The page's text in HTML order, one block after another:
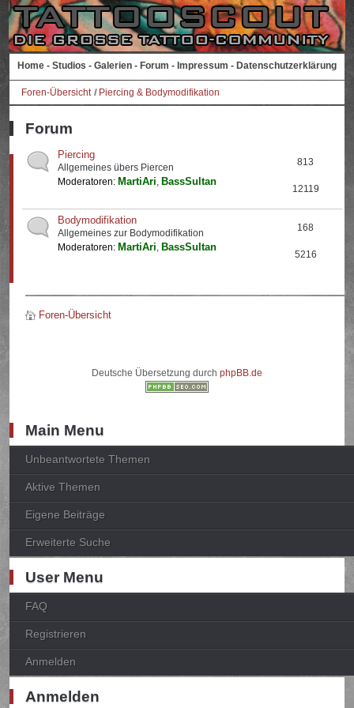
Home - Studios - Galerien - Forum - Impressum - Datenschutzerklärung
Foren-Übersicht Piercing & Bodymodifikation
Forum
Piercing
Allgemeines übers Piercen
Moderatoren: MartiAri, BassSultan
813
12119
Bodymodifikation
Allgemeines zur Bodymodifikation
Moderatoren: MartiAri, BassSultan
168
5216
Foren-Übersicht
Deutsche Übersetzung durch phpBB.de
Main Menu
Unbeantwortete Themen
Aktive Themen
Eigene Beiträge
Erweiterte Suche
User Menu
FAQ
Registrieren
Anmelden
Anmelden